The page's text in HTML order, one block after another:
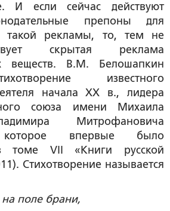
И если сейчас действуют
препоны для
такой рекламы, то, тем не
скрытая реклама
веществ. В.М. Белошапкин
известного
начала XX в., лидера
союза имени Михаила
Митрофановича
которое впервые было
томе VII «Книги русской
Стихотворение называется
поле брани,